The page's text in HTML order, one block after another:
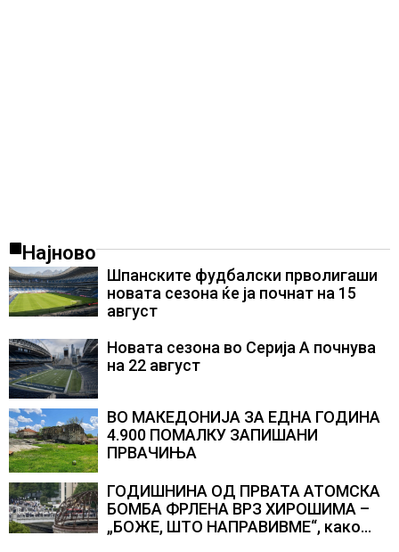
Најново
Шпанските фудбалски прволигаши
новата сезона ќе ја почнат на 15
август
Новата сезона во Серија А почнува
на 22 август
ВО МАКЕДОНИЈА ЗА ЕДНА ГОДИНА
4.900 ПОМАЛКУ ЗАПИШАНИ
ПРВАЧИЊА
ГОДИШНИНА ОД ПРВАТА АТОМСКА
БОМБА ФРЛЕНА ВРЗ ХИРОШИМА –
„БОЖЕ, ШТО НАПРАВИВМЕ“, како